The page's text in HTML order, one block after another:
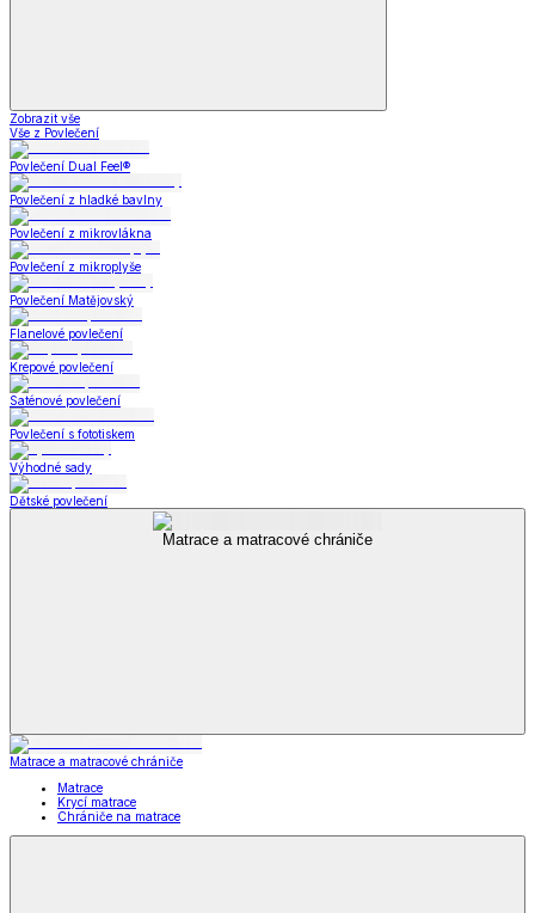
Zobrazit vše
Vše z Povlečení
Povlečení Dual Feel®
Povlečení z hladké bavlny
Povlečení z mikrovlákna
Povlečení z mikroplyše
Povlečení Matějovský
Flanelové povlečení
Krepové povlečení
Saténové povlečení
Povlečení s fototiskem
Výhodné sady
Dětské povlečení
Matrace a matracové chrániče
Matrace a matracové chrániče
Matrace
Krycí matrace
Chrániče na matrace